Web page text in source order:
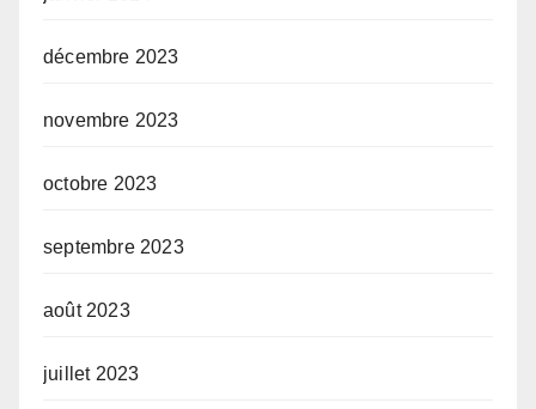
décembre 2023
novembre 2023
octobre 2023
septembre 2023
août 2023
juillet 2023